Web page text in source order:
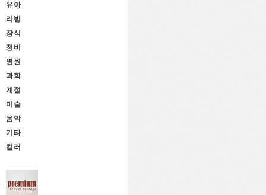
유아
리빙
장식
정비
병원
과학
계절
미술
음악
기타
컬러